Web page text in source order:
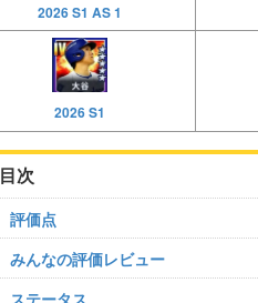
2026 S1 AS 1
2026 S1
目次
評価点
みんなの評価レビュー
ステータス